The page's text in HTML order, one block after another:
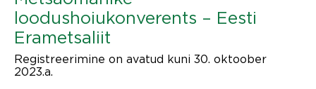
loodushoiukonverents – Eesti
Erametsaliit
Registreerimine on avatud kuni 30. oktoober
2023.a.